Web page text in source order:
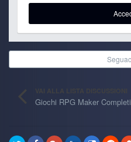
VAI ALLA LISTA DISCUSSIONI
Giochi RPG Maker